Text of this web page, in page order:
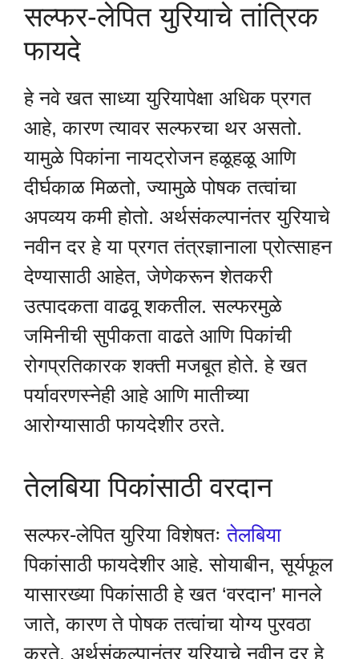
सल्फर-लेपित युरियाचे तांत्रिक
फायदे
हे नवे खत साध्या युरियापेक्षा अधिक प्रगत
आहे, कारण त्यावर सल्फरचा थर असतो.
यामुळे पिकांना नायट्रोजन हळूहळू आणि
दीर्घकाळ मिळतो, ज्यामुळे पोषक तत्वांचा
अपव्यय कमी होतो. अर्थसंकल्पानंतर युरियाचे
नवीन दर हे या प्रगत तंत्रज्ञानाला प्रोत्साहन
देण्यासाठी आहेत, जेणेकरून शेतकरी
उत्पादकता वाढवू शकतील. सल्फरमुळे
जमिनीची सुपीकता वाढते आणि पिकांची
रोगप्रतिकारक शक्ती मजबूत होते. हे खत
पर्यावरणस्नेही आहे आणि मातीच्या
आरोग्यासाठी फायदेशीर ठरते.
तेलबिया पिकांसाठी वरदान
सल्फर-लेपित युरिया विशेषतःतेलबिया
पिकांसाठी फायदेशीर आहे. सोयाबीन, सूर्यफूल
यासारख्या पिकांसाठी हे खत ‘वरदान’ मानले
जाते, कारण ते पोषक तत्वांचा योग्य पुरवठा
करते. अर्थसंकल्पानंतर युरियाचे नवीन दर हे